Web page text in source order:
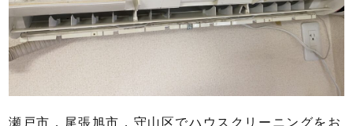
瀬戸市，尾張旭市，守山区でハウスクリーニングをお